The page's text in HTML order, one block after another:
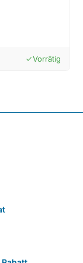
doneVorrätig